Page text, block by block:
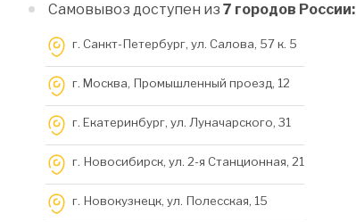
Самовывоз доступен из 7 городов России:
г. Санкт-Петербург, ул. Салова, 57 к. 5
г. Москва, Промышленный проезд, 12
г. Екатеринбург, ул. Луначарского, 31
г. Новосибирск, ул. 2-я Станционная, 21
г. Новокузнецк, ул. Полесская, 15